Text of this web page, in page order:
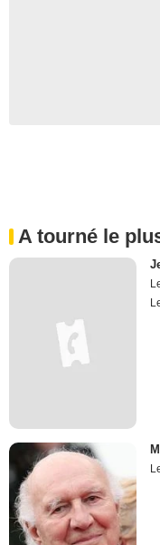
A tourné le